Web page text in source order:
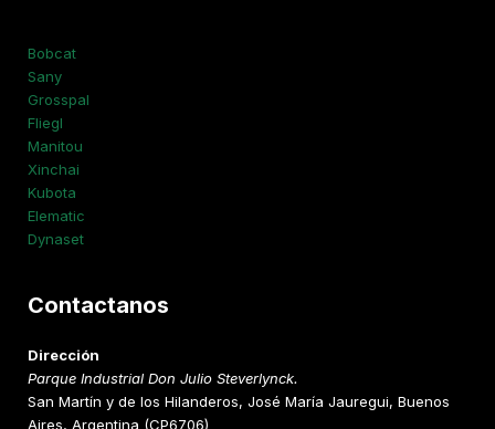
Bobcat
Sany
Grosspal
Fliegl
Manitou
Xinchai
Kubota
Elematic
Dynaset
Contactanos
Dirección
Parque Industrial Don Julio Steverlynck.
San Martín y de los Hilanderos, José María Jauregui, Buenos
Aires, Argentina (CP6706)